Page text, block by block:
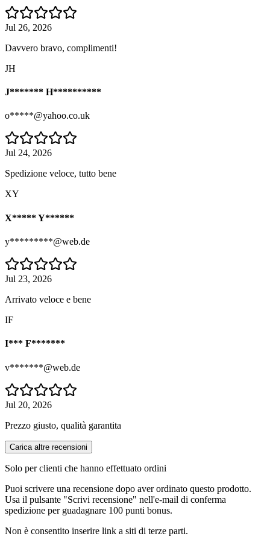
Jul 26, 2026
Davvero bravo, complimenti!
JH
J******* H**********
o*****@yahoo.co.uk
Jul 24, 2026
Spedizione veloce, tutto bene
XY
X***** Y******
y*********@web.de
Jul 23, 2026
Arrivato veloce e bene
IF
I*** F*******
v*******@web.de
Jul 20, 2026
Prezzo giusto, qualità garantita
Carica altre recensioni
Solo per clienti che hanno effettuato ordini
Puoi scrivere una recensione dopo aver ordinato questo prodotto.
Usa il pulsante "Scrivi recensione" nell'e-mail di conferma
spedizione per guadagnare 100 punti bonus.
Non è consentito inserire link a siti di terze parti.